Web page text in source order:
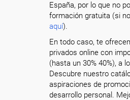
España, por lo que no
formación gratuita (si
aquí).
En todo caso, te
privados online con
(hasta un 30% 40%), a
Descubre nuestro
aspiraciones de
desarrollo personal.